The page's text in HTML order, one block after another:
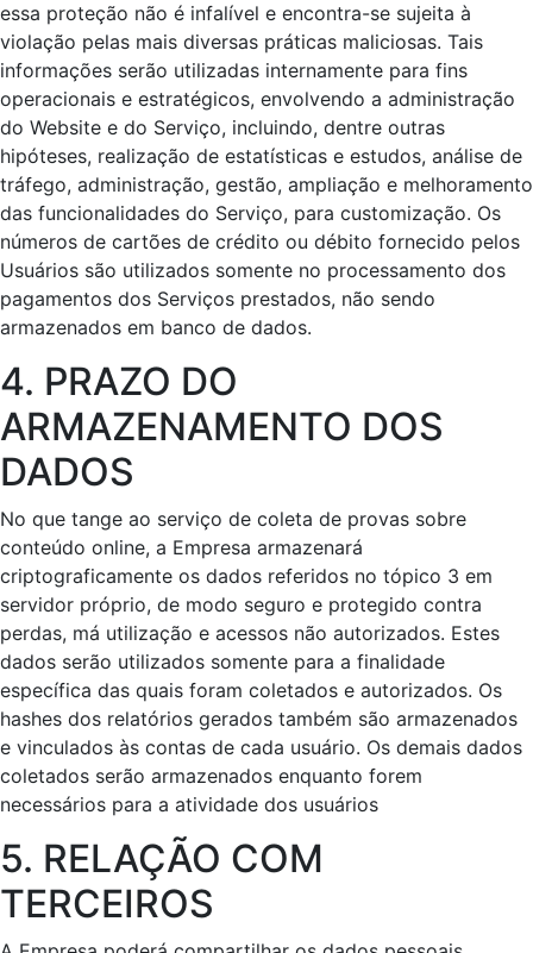
essa proteção não é infalível e encontra-se sujeita à
violação pelas mais diversas práticas maliciosas. Tais
informações serão utilizadas internamente para fins
operacionais e estratégicos, envolvendo a administração
do Website e do Serviço, incluindo, dentre outras
hipóteses, realização de estatísticas e estudos, análise de
tráfego, administração, gestão, ampliação e melhoramento
das funcionalidades do Serviço, para customização. Os
números de cartões de crédito ou débito fornecido pelos
Usuários são utilizados somente no processamento dos
pagamentos dos Serviços prestados, não sendo
armazenados em banco de dados.
4. PRAZO DO
ARMAZENAMENTO DOS
DADOS
No que tange ao serviço de coleta de provas sobre
conteúdo online, a Empresa armazenará
criptograficamente os dados referidos no tópico 3 em
servidor próprio, de modo seguro e protegido contra
perdas, má utilização e acessos não autorizados. Estes
dados serão utilizados somente para a finalidade
específica das quais foram coletados e autorizados. Os
hashes dos relatórios gerados também são armazenados
e vinculados às contas de cada usuário. Os demais dados
coletados serão armazenados enquanto forem
necessários para a atividade dos usuários
5. RELAÇÃO COM
TERCEIROS